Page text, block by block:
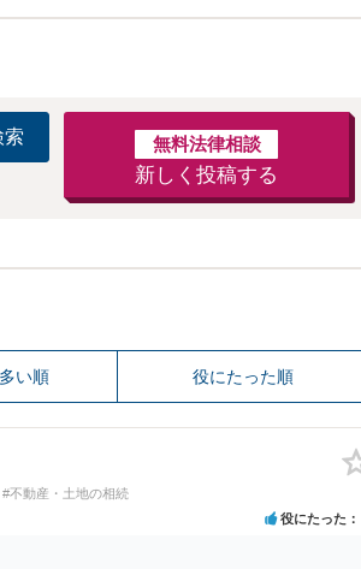
索 無料法律相談
新しく投稿する
い順 役にたった順
#不動産・土地の相続
役にたった